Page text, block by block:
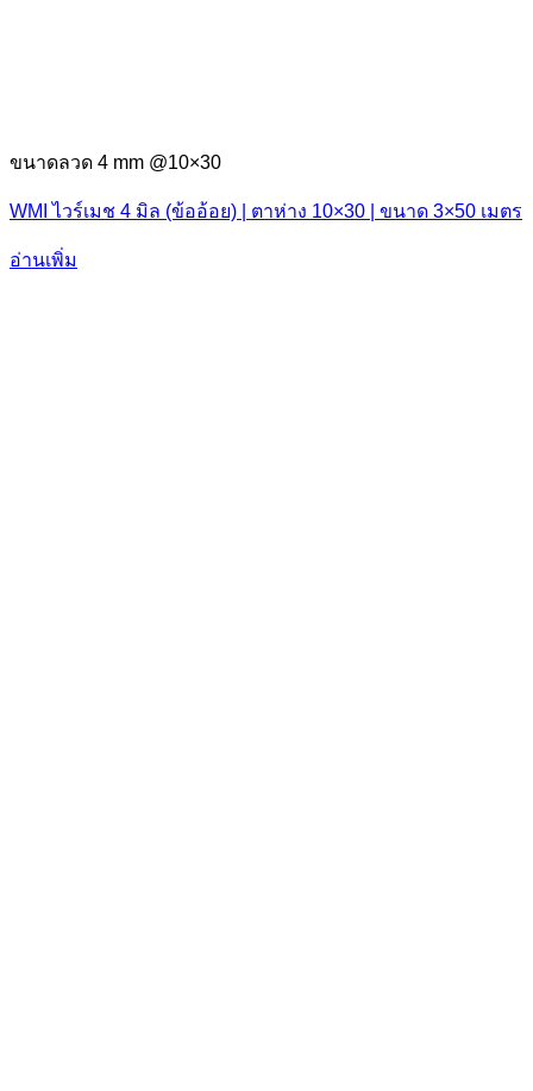
ขนาดลวด 4 mm @10×30
WMI ไวร์เมช 4 มิล (ข้ออ้อย) | ตาห่าง 10×30 | ขนาด 3×50 เมตร
อ่านเพิ่ม